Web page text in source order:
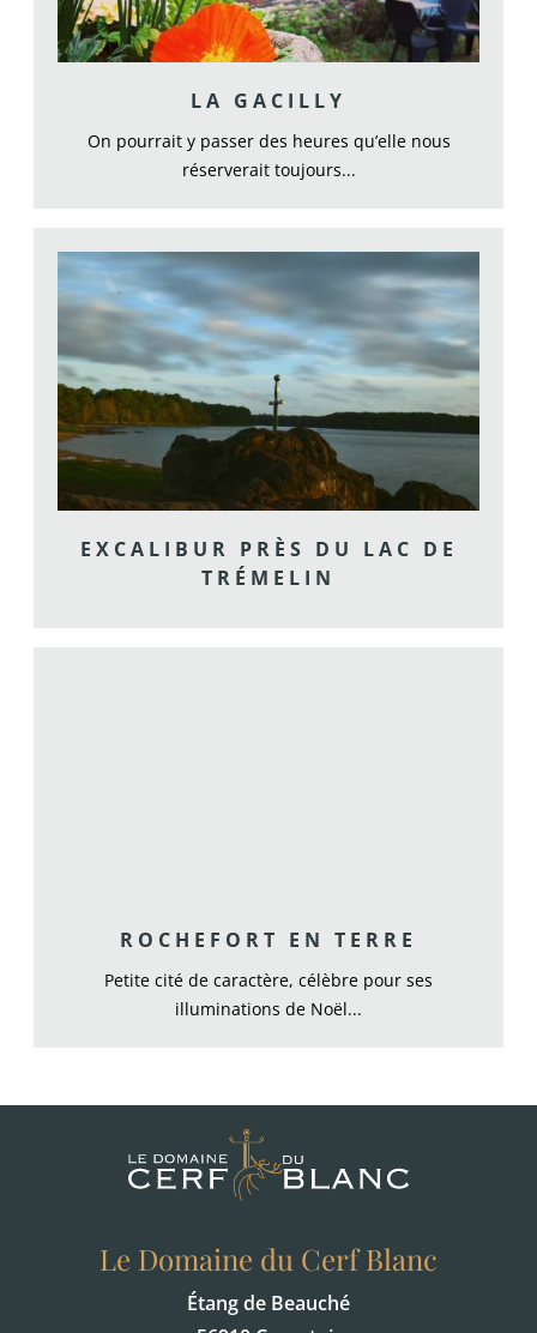
LA GACILLY
On pourrait y passer des heures qu’elle nous
réserverait toujours...
EXCALIBUR PRÈS DU LAC DE
TRÉMELIN
ROCHEFORT EN TERRE
Petite cité de caractère, célèbre pour ses
illuminations de Noël...
Le Domaine du Cerf Blanc
Étang de Beauché